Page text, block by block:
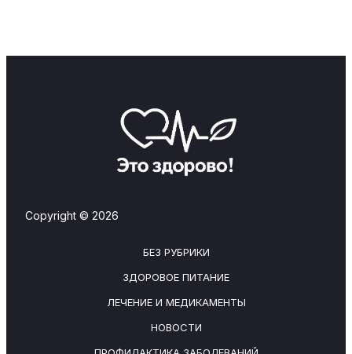
Copyright © 2026
БЕЗ РУБРИКИ
ЗДОРОВОЕ ПИТАНИЕ
ЛЕЧЕНИЕ И МЕДИКАМЕНТЫ
НОВОСТИ